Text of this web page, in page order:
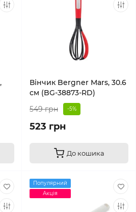
Вінчик Bergner Mars, 30.6
см (BG-38873-RD)
549 грн
-5%
523 грн
До кошика
Популярний
Акція